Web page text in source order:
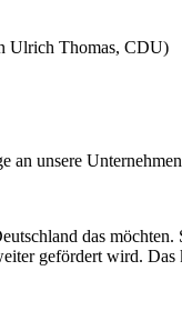
Ulrich Thomas, CDU)
unsere
das
gefördert wird.